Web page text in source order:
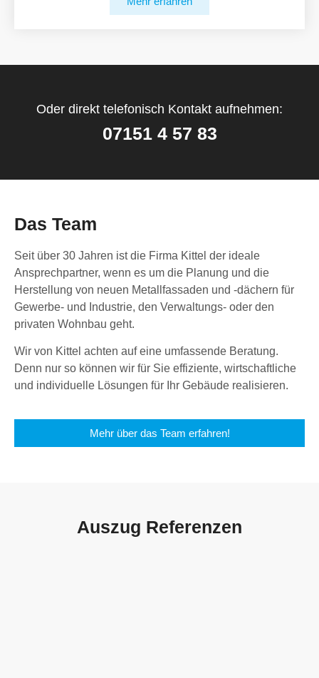
Oder direkt telefonisch Kontakt aufnehmen:
07151 4 57 83
Das Team
Seit über 30 Jahren ist die Firma Kittel der ideale
Ansprechpartner, wenn es um die Planung und die
Herstellung von neuen Metallfassaden und -dächern für
Gewerbe- und Industrie, den Verwaltungs- oder den
privaten Wohnbau geht.
Wir von Kittel achten auf eine umfassende Beratung.
Denn nur so können wir für Sie effiziente, wirtschaftliche
und individuelle Lösungen für Ihr Gebäude realisieren.
Mehr über das Team erfahren!
Auszug Referenzen